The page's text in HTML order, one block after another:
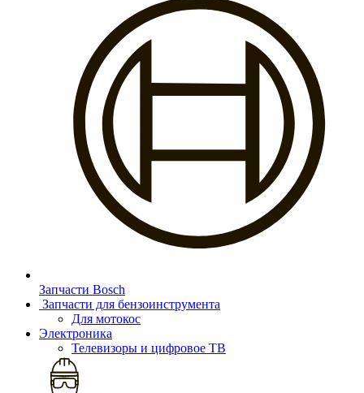
Запчасти Bosch
Запчасти для бензоинструмента
Для мотокос
Электроника
Телевизоры и цифровое ТВ